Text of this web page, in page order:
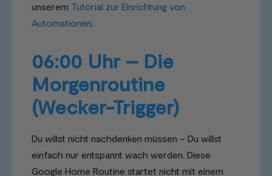
unserem Tutorial zur Einrichtung von
Automationen.
06:00 Uhr – Die
Morgenroutine
(Wecker-Trigger)
Du willst nicht nachdenken müssen – Du willst
einfach nur entspannt wach werden. Diese
Google Home Routine startet nicht mit einem